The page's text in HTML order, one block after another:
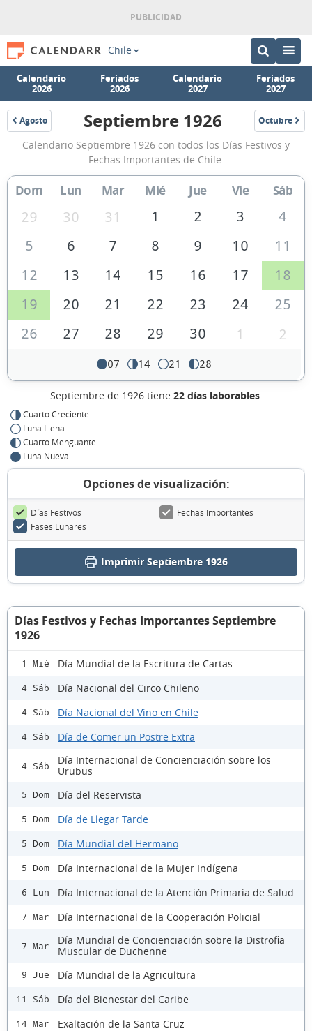
Chile
Calendario
2026
Feriados
2026
Calendario
2027
Feriados
2027
Agosto
1926
Calendario
Septiembre
1926
de
Chile
Septiembre 1926 Octubre
1926
Calendario Septiembre 1926 con todos los Días Festivos y
Fechas Importantes de Chile.
Dom Lun Mar Mié Jue Vie Sáb
29 30 31 1 2 3
4
5
6 7 8 9 10
11
12
13 14 15 16 17
18
19
20 21 22 23 24
25
26
27 28 29 30 1 2
07 14 21 28
Septiembre de 1926 tiene 22 días laborables.
Cuarto Creciente
Luna Llena
Cuarto Menguante
Luna Nueva
Opciones de visualización:
Días Festivos
Fechas Importantes
Fases Lunares
Imprimir Septiembre 1926
Días Festivos y Fechas Importantes Septiembre
1926
1 Mié Día Mundial de la Escritura de Cartas
4 Sáb Día Nacional del Circo Chileno
4 Sáb Día Nacional del Vino en Chile
4 Sáb Día de Comer un Postre Extra
4 Sáb
Día Internacional de Concienciación sobre los
Urubus
5 Dom Día del Reservista
5 Dom Día de Llegar Tarde
5 Dom Día Mundial del Hermano
5 Dom Día Internacional de la Mujer Indígena
6 Lun Día Internacional de la Atención Primaria de Salud
7 Mar Día Internacional de la Cooperación Policial
7 Mar
Día Mundial de Concienciación sobre la Distrofia
Muscular de Duchenne
9 Jue Día Mundial de la Agricultura
11 Sáb Día del Bienestar del Caribe
14 Mar Exaltación de la Santa Cruz